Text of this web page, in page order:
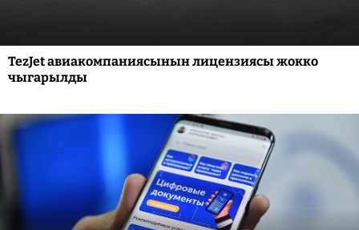
TezJet авиакомпаниясынын лицензиясы жокко
чыгарылды